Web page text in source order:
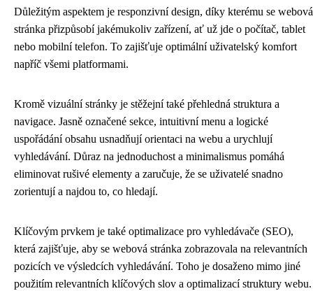
Důležitým aspektem je responzivní design, díky kterému se webová
stránka přizpůsobí jakémukoliv zařízení, ať už jde o počítač, tablet
nebo mobilní telefon. To zajišťuje optimální uživatelský komfort
napříč všemi platformami.
Kromě vizuální stránky je stěžejní také přehledná struktura a
navigace. Jasně označené sekce, intuitivní menu a logické
uspořádání obsahu usnadňují orientaci na webu a urychlují
vyhledávání. Důraz na jednoduchost a minimalismus pomáhá
eliminovat rušivé elementy a zaručuje, že se uživatelé snadno
zorientují a najdou to, co hledají.
Klíčovým prvkem je také optimalizace pro vyhledávače (SEO),
která zajišťuje, aby se webová stránka zobrazovala na relevantních
pozicích ve výsledcích vyhledávání. Toho je dosaženo mimo jiné
použitím relevantních klíčových slov a optimalizací struktury webu.